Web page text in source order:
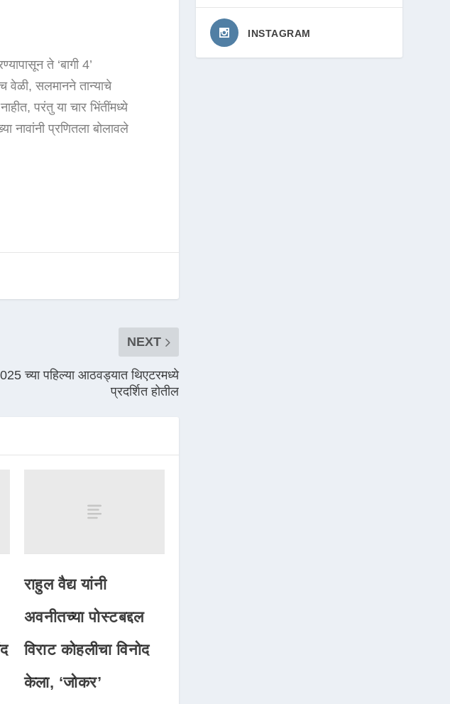
ते ‘बागी 4’
वेळी, सलमानने तान्याचे
परंतु या चार भिंतींमध्ये
प्रणितला बोलावले
NEXT
च्या पहिल्या आठवड्यात थिएटरमध्ये
प्रदर्शित होतील
राहुल वैद्य यांनी
अवनीतच्या पोस्टबद्दल
विराट कोहलीचा विनोद
केला, ‘जोकर’
INSTAGRAM